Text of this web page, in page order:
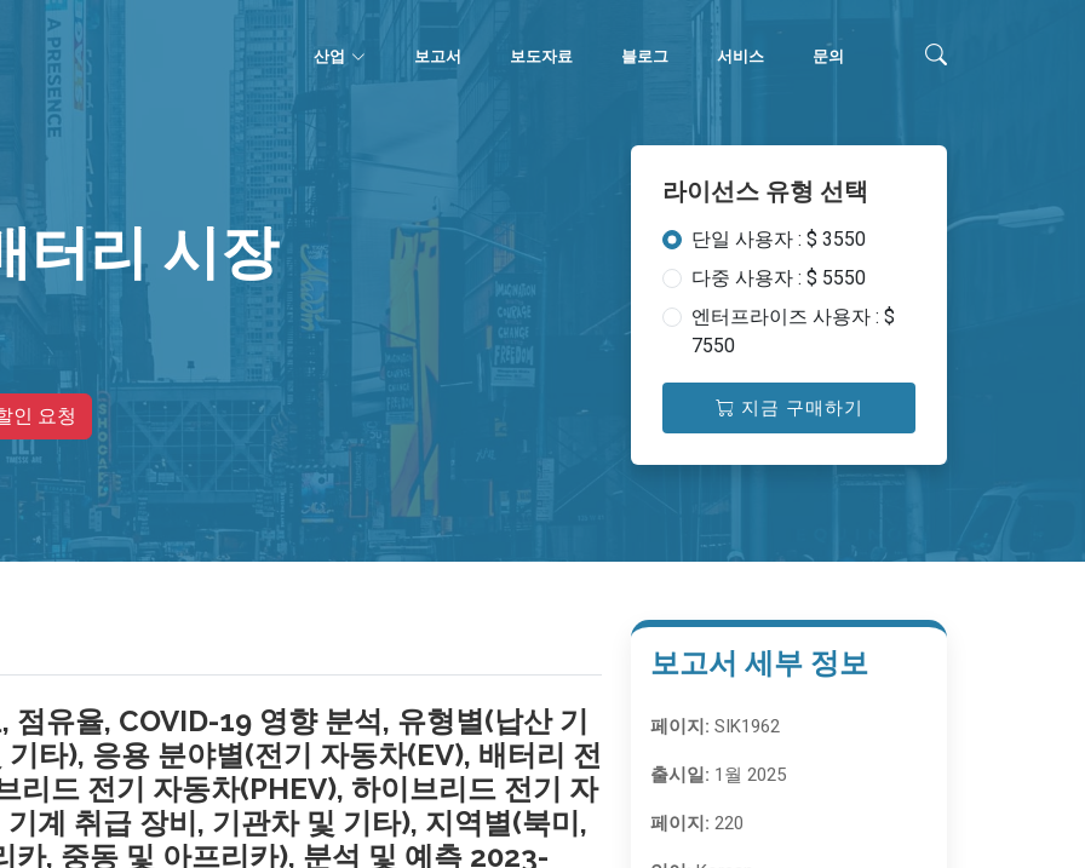
산업 보고서 보도자료 블로그 서비스 문의
터리 시장
인 요청
라이선스 유형 선택
단일 사용자 : $ 3550
다중 사용자 : $ 5550
엔터프라이즈 사용자 : $
7550
지금 구매하기
유율, COVID-19 영향 분석, 유형별(납산 기
타), 응용 분야별(전기 자동차(EV), 배터리 전
리드 전기 자동차(PHEV), 하이브리드 전기 자
계 취급 장비, 기관차 및 기타), 지역별(북미,
카, 중동 및 아프리카), 분석 및 예측 2023-
보고서 세부 정보
페이지: SIK1962
출시일: 1월 2025
페이지: 220